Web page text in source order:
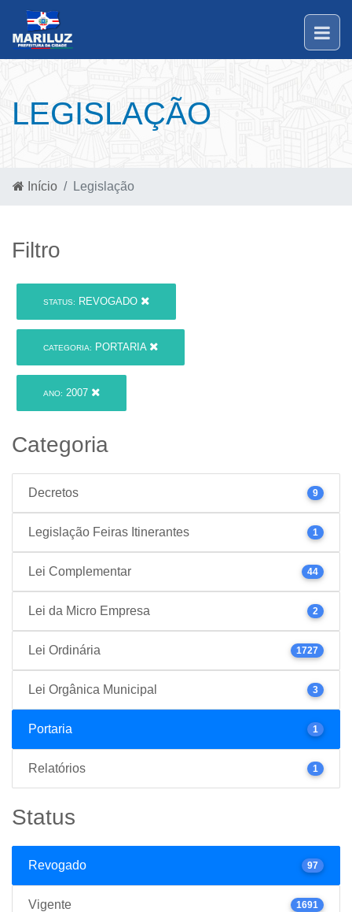
LEGISLAÇÃO
Início Legislação
Filtro
STATUS: REVOGADO
CATEGORIA: PORTARIA
ANO: 2007
Categoria
Decretos 9
Legislação Feiras Itinerantes 1
Lei Complementar 44
Lei da Micro Empresa 2
Lei Ordinária 1727
Lei Orgânica Municipal 3
Portaria 1
Relatórios 1
Status
Revogado 97
Vigente 1691